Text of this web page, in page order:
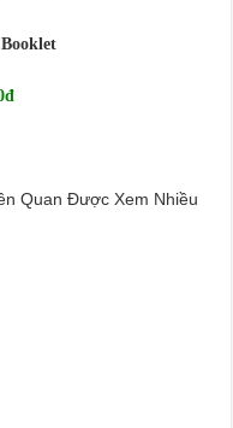
Breaking
Quan Được Xem Nhiều